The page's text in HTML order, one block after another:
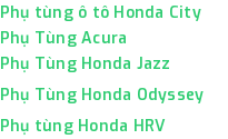
Phụ tùng ô tô Honda City
Phụ Tùng Acura
Phụ Tùng Honda Jazz
Phụ Tùng Honda Odyssey
Phụ tùng Honda HRV